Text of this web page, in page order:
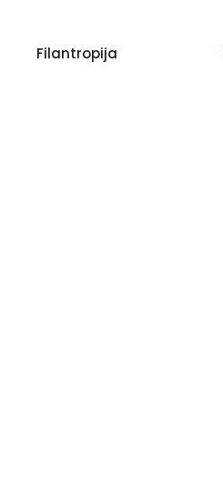
Filantropija